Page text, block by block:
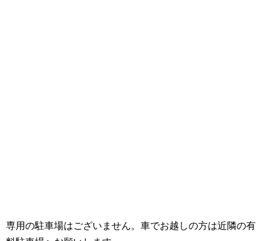
専用の駐車場はございません。車でお越しの方は近隣の有